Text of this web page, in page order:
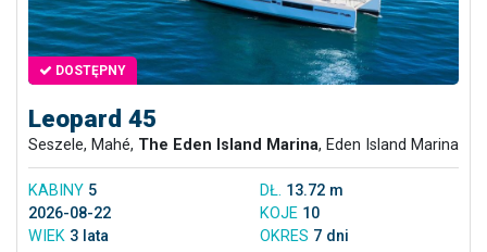
DOSTĘPNY
Leopard 45
Seszele, Mahé, The Eden Island Marina, Eden Island Marina
KABINY 5 DŁ. 13.72 m
2026-08-22
KOJE 10
WIEK 3 lata OKRES 7 dni